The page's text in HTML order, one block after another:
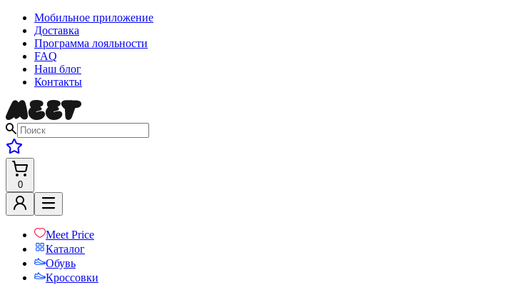
Мобильное приложение
Доставка
Программа лояльности
FAQ
Наш блог
Контакты
0
Meet Price
Каталог
Обувь
Кроссовки